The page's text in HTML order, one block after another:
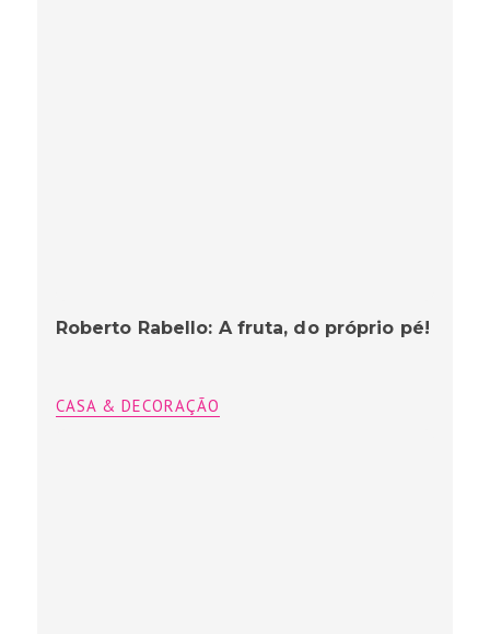
Roberto Rabello: A fruta, do próprio pé!
CASA & DECORAÇÃO